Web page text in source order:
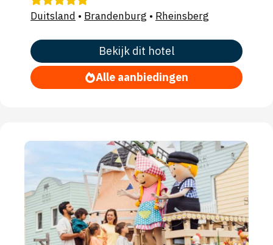
Duitsland • Brandenburg • Rheinsberg
Bekijk dit hotel
Alle aanbiedingen